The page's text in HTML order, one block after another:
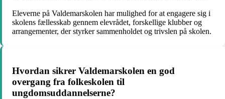
Eleverne på Valdemarskolen har mulighed for at engagere sig i
skolens fællesskab gennem elevrådet, forskellige klubber og
arrangementer, der styrker sammenholdet og trivslen på skolen.
Hvordan sikrer Valdemarskolen en god
overgang fra folkeskolen til
ungdomsuddannelserne?